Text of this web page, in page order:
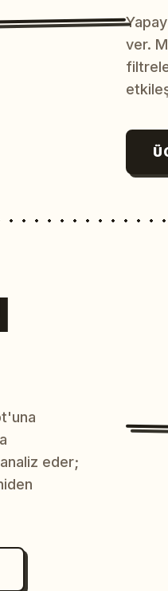
ver.
eder;